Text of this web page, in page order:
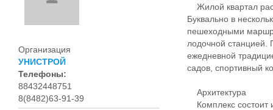
Организация
УНИСТРОЙ
Телефоны:
88432448751
8(8482)63-91-39
Жилой квартал
Буквально в
пешеходными
лодочной станцией.
ежедневной
садов, спортивный
Архитектура
Комплекс состоит